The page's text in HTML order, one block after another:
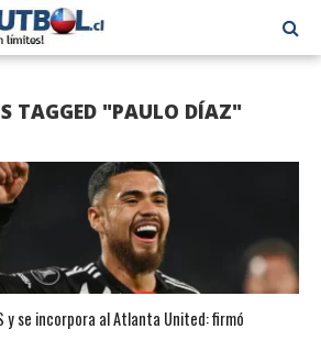
TAGGED "PAULO DÍAZ"
y se incorpora al Atlanta United: firmó